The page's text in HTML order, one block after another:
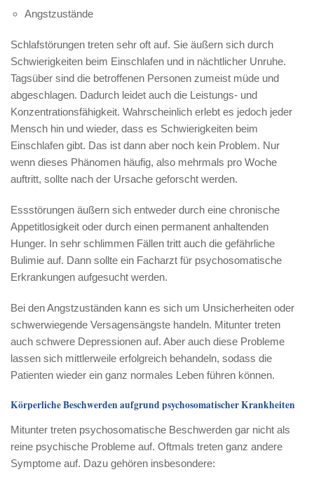
Angstzustände
Schlafstörungen treten sehr oft auf. Sie äußern sich durch
Schwierigkeiten beim Einschlafen und in nächtlicher Unruhe.
Tagsüber sind die betroffenen Personen zumeist müde und
abgeschlagen. Dadurch leidet auch die Leistungs- und
Konzentrationsfähigkeit. Wahrscheinlich erlebt es jedoch jeder
Mensch hin und wieder, dass es Schwierigkeiten beim
Einschlafen gibt. Das ist dann aber noch kein Problem. Nur
wenn dieses Phänomen häufig, also mehrmals pro Woche
auftritt, sollte nach der Ursache geforscht werden.
Essstörungen äußern sich entweder durch eine chronische
Appetitlosigkeit oder durch einen permanent anhaltenden
Hunger. In sehr schlimmen Fällen tritt auch die gefährliche
Bulimie auf. Dann sollte ein Facharzt für psychosomatische
Erkrankungen aufgesucht werden.
Bei den Angstzuständen kann es sich um Unsicherheiten oder
schwerwiegende Versagensängste handeln. Mitunter treten
auch schwere Depressionen auf. Aber auch diese Probleme
lassen sich mittlerweile erfolgreich behandeln, sodass die
Patienten wieder ein ganz normales Leben führen können.
Körperliche Beschwerden aufgrund psychosomatischer Krankheiten
Mitunter treten psychosomatische Beschwerden gar nicht als
reine psychische Probleme auf. Oftmals treten ganz andere
Symptome auf. Dazu gehören insbesondere: